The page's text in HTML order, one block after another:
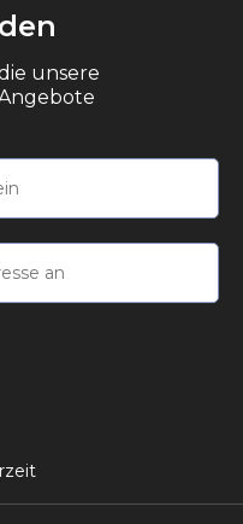
unsere